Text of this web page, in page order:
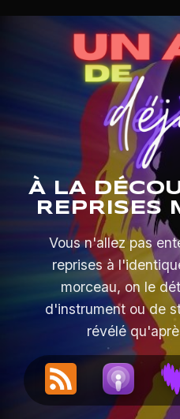
À LA
REPRISES
Vous n'allez pas
reprises à
morceau, on le
d'instrument ou de
révélé